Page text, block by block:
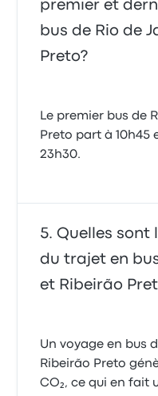
premier et
bus de Rio de
Preto?
Le premier bus de
Preto part à 10h45
23h30.
Quelles sont
du trajet en
et Ribeirão
Un voyage en bus
Ribeirão Preto
CO₂, ce qui en fait